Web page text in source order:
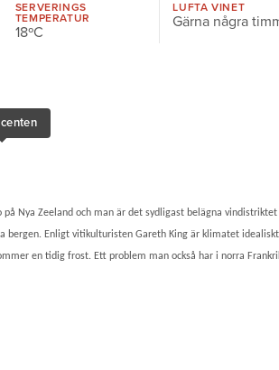
SERVERINGS
TEMPERATUR
18ºC
LUFTA VINET
Gärna några
på Nya Zeeland och man är det sydligast belägna
bergen. Enligt vitikulturisten Gareth King är klimatet
en tidig frost. Ett problem man också har i norra